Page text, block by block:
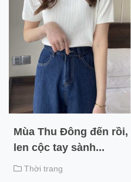
Mùa Thu Đông đến
len cộc tay sành...
Thời trang